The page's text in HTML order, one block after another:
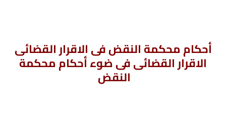
أحكام محكمة النقض فى الاقرار القضائى
الاقرار القضائى فى ضوء أحكام محكمة
النقض